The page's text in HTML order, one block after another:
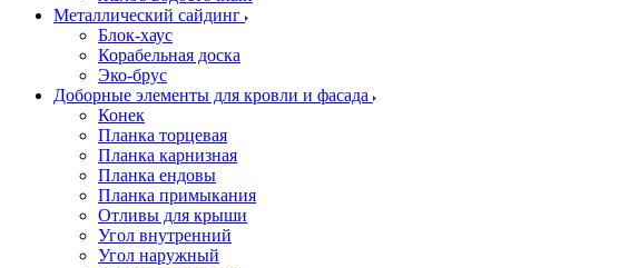
Металлический сайдинг
Блок-хаус
Корабельная доска
Эко-брус
Доборные элементы для кровли и фасада
Конек
Планка торцевая
Планка карнизная
Планка ендовы
Планка примыкания
Отливы для крыши
Угол внутренний
Угол наружный